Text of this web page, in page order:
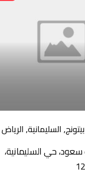
السليمانية, الرياض
حي السليمانية،